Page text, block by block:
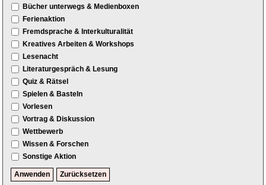
Bücher unterwegs & Medienboxen
Ferienaktion
Fremdsprache & Interkulturalität
Kreatives Arbeiten & Workshops
Lesenacht
Literaturgespräch & Lesung
Quiz & Rätsel
Spielen & Basteln
Vorlesen
Vortrag & Diskussion
Wettbewerb
Wissen & Forschen
Sonstige Aktion